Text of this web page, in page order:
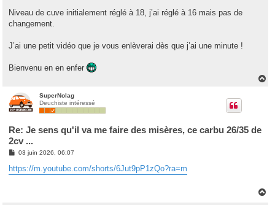
Niveau de cuve initialement réglé à 18, j’ai réglé à 16 mais pas de
changement.
J’ai une petit vidéo que je vous enlèverai dès que j’ai une minute !
Bienvenu en en enfer
SuperNolag
Deuchiste intéressé
Re: Je sens qu'il va me faire des misères, ce carbu 26/35 de
2cv ...
M
s
s
03 juin 2026, 06:07
https://m.youtube.com/shorts/6Jut9pP1zQo?ra=m